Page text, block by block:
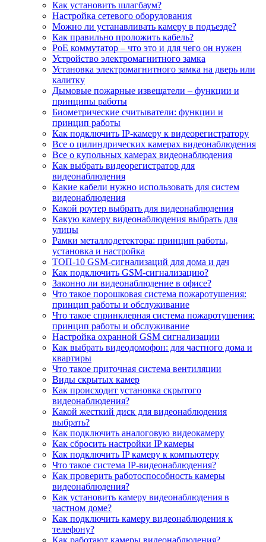
Как установить шлагбаум?
Настройка сетевого оборудования
Можно ли устанавливать камеру в подъезде?
Как правильно проложить кабель?
PoE коммутатор – что это и для чего он нужен
Устройство электромагнитного замка
Установка электромагнитного замка на дверь или
калитку
Дымовые пожарные извещатели – функции и
принципы работы
Биометрические считыватели: функции и
принцип работы
Как подключить IP-камеру к видеорегистратору
Все о цилиндрических камерах видеонаблюдения
Все о купольных камерах видеонаблюдения
Как выбрать видеорегистратор для
видеонаблюдения
Какие кабели нужно использовать для систем
видеонаблюдения
Какой роутер выбрать для видеонаблюдения
Какую камеру видеонаблюдения выбрать для
улицы
Рамки металлодетектора: принцип работы,
установка и настройка
ТОП-10 GSM-сигнализаций для дома и дач
Как подключить GSM-сигнализацию?
Законно ли видеонаблюдение в офисе?
Что такое порошковая система пожаротушения:
принцип работы и обслуживание
Что такое спринклерная система пожаротушения:
принцип работы и обслуживание
Настройка охранной GSM сигнализации
Как выбрать видеодомофон: для частного дома и
квартиры
Что такое приточная система вентиляции
Виды скрытых камер
Как происходит установка скрытого
видеонаблюдения?
Какой жесткий диск для видеонаблюдения
выбрать?
Как подключить аналоговую видеокамеру
Как сбросить настройки IP камеры
Как подключить IP камеру к компьютеру
Что такое система IP-видеонаблюдения?
Как проверить работоспособность камеры
видеонаблюдения?
Как установить камеру видеонаблюдения в
частном доме?
Как подключить камеру видеонаблюдения к
телефону?
Как работают камеры видеонаблюдения?